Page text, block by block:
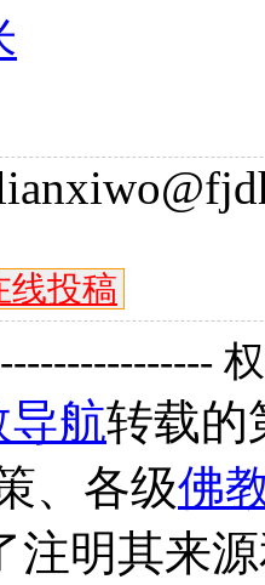
线投稿
航转载的
、各级佛
注明其来